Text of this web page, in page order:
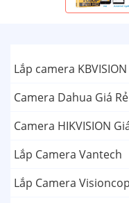
Lắp camera KBVISION
Camera Dahua Giá Rẻ
Camera HIKVISION
Lắp Camera Vantech
Lắp Camera Visioncop